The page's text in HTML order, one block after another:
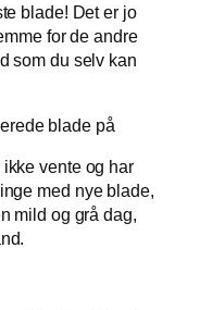
blade! Det er jo
for de andre
som du selv kan
vente og har
med nye blade,
mild og grå dag,